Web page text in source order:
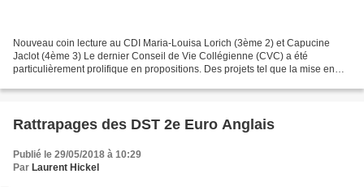
Nouveau coin lecture au CDI Maria-Louisa Lorich (3ème 2) et Capucine
Jaclot (4ème 3) Le dernier Conseil de Vie Collégienne (CVC) a été
particulièrement prolifique en propositions. Des projets tel que la mise en
Rattrapages des DST 2e Euro Anglais
Publié le 29/05/2018 à 10:29
Par Laurent Hickel